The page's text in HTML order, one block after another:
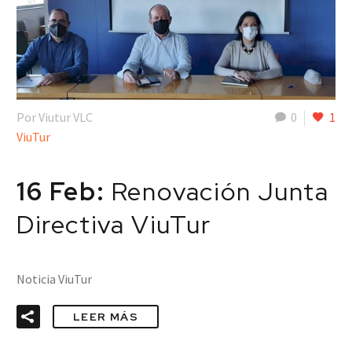
0 1
Por Viutur VLC
ViuTur
16 Feb: Renovación Junta
Directiva ViuTur
Noticia ViuTur
LEER MÁS